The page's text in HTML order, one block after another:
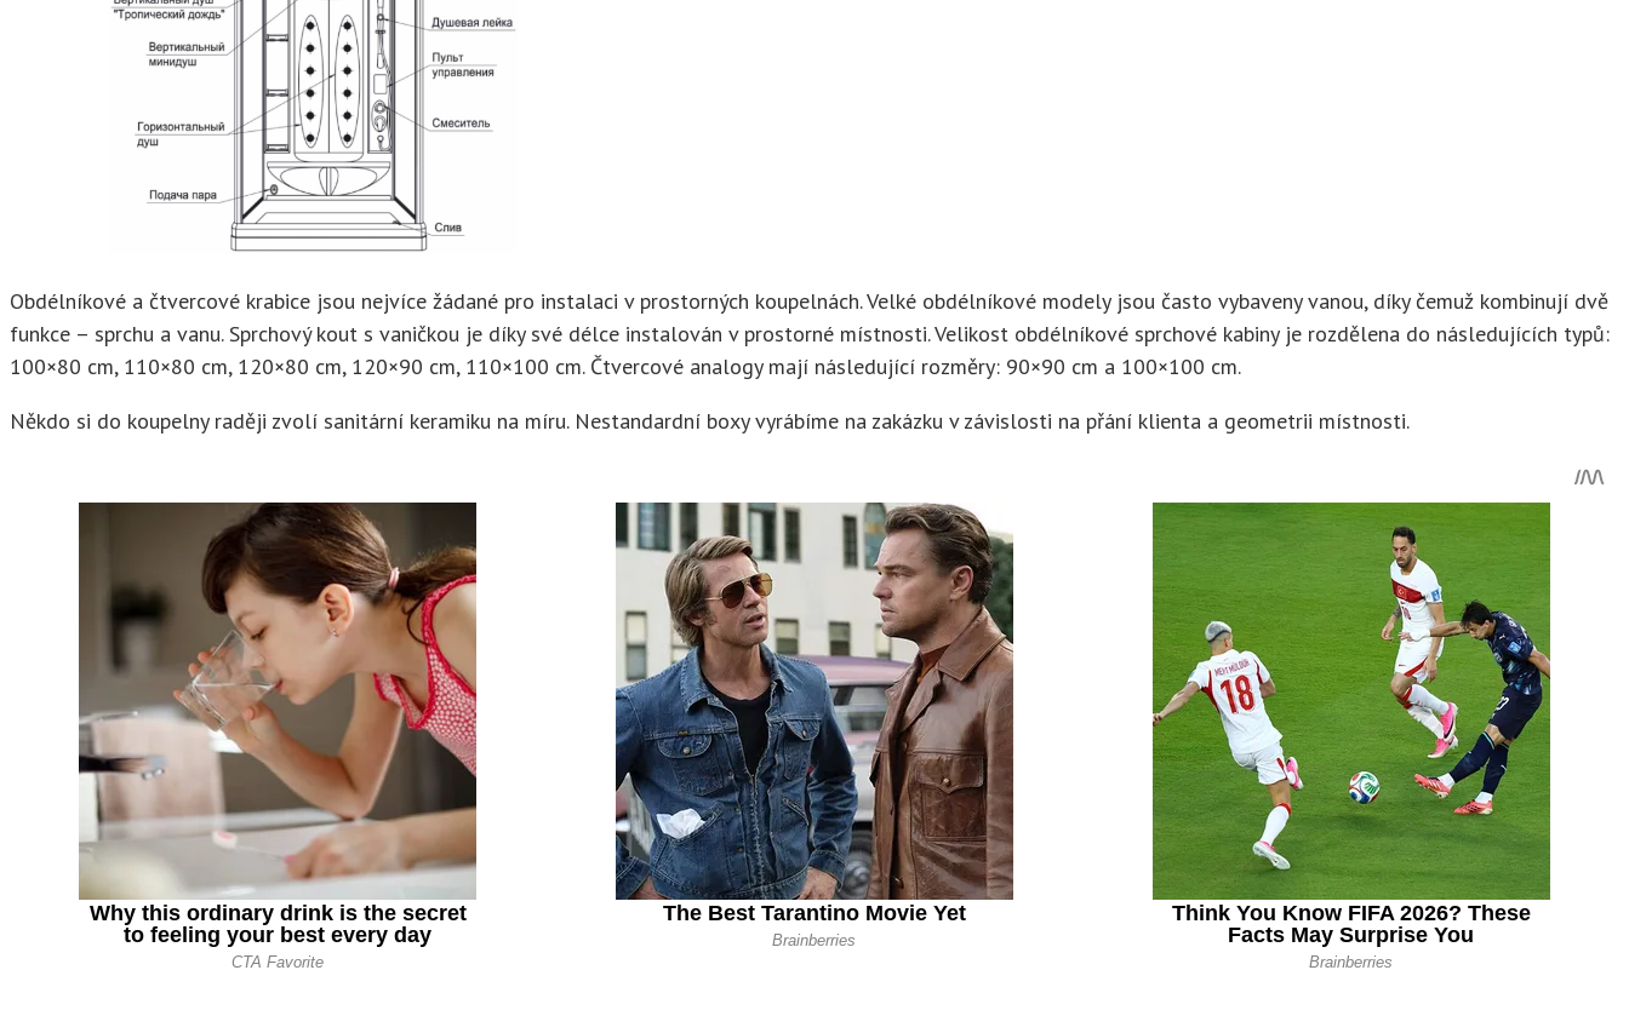
Obdélníkové a čtvercové krabice jsou nejvíce žádané pro instalaci v prostorných koupelnách. Velké obdélníkové modely jsou často vybaveny vanou, díky čemuž kombinují dvě
funkce – sprchu a vanu. Sprchový kout s vaničkou je díky své délce instalován v prostorné místnosti. Velikost obdélníkové sprchové kabiny je rozdělena do následujících typů:
100×80 cm, 110×80 cm, 120×80 cm, 120×90 cm, 110×100 cm. Čtvercové analogy mají následující rozměry: 90×90 cm a 100×100 cm.
Někdo si do koupelny raději zvolí sanitární keramiku na míru. Nestandardní boxy vyrábíme na zakázku v závislosti na přání klienta a geometrii místnosti.